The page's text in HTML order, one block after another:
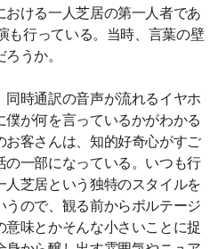
ける一人芝居の第一人者であ
も行っている。当時、言葉の壁
うか。
時通訳の音声が流れるイヤホ
が何を言っているかがわかる
客さんは、知的好奇心がすご
一部になっている。いつも行
芝居という独特のスタイルを
ので、観る前からボルテージ
味とかそんな小さいことに捉